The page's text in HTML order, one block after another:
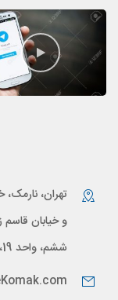
تهران،
ششم، واحد 19، کد پستی: 1646668634